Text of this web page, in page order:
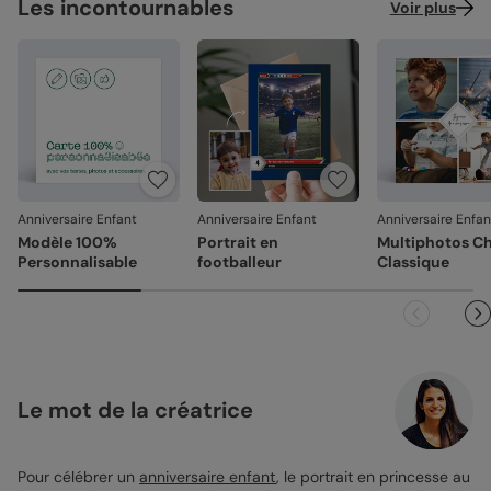
Les incontournables Voir plus
Anniversaire Enfant
Modèle 100%
Personnalisable
Anniversaire Enfant
Portrait en
footballeur
Anniversaire
Multiphotos
Classique
Le mot de la créatrice
Pour célébrer un anniversaire enfant, le portrait en princesse au